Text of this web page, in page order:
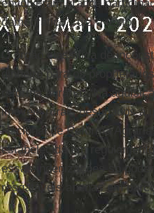
envolveram grande
democrático”, diz o texto.
O órgão classifica de
dinheiro para os
reforma agrária. “Na
imóveis rurais destinados à
Nacional de Reforma
estabelecida em
essas indenizações só
resgatáveis apenas em